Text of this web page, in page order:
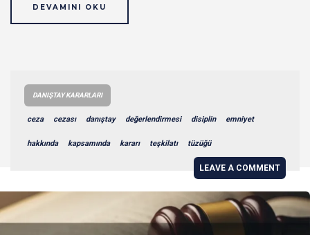
DEVAMINI OKU
DANIŞTAY KARARLARI
ceza cezası danıştay değerlendirmesi disiplin emniyet
hakkında kapsamında kararı teşkilatı tüzüğü
LEAVE A COMMENT